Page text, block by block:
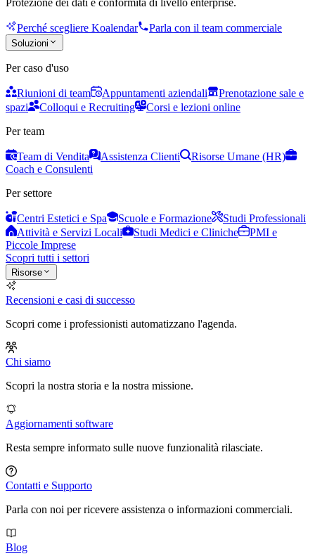
Protezione dei dati e conformità di livello enterprise.
Perché scegliere Koalendar Parla con il team commerciale
Soluzioni
Per caso d'uso
Riunioni di team Appuntamenti aziendali
Prenotazione sale e
spazi
Colloqui e Recruiting
Corsi e lezioni online
Per team
Team di Vendita Assistenza Clienti
Risorse Umane (HR)
Coach e Consulenti
Per settore
Centri Estetici e Spa Scuole e Formazione
Studi Professionali
Attività e Servizi Locali
Studi Medici e Cliniche
PMI e
Piccole Imprese
Scopri tutti i settori
Risorse
Recensioni e casi di successo
Scopri come i professionisti automatizzano l'agenda.
Chi siamo
Scopri la nostra storia e la nostra missione.
Aggiornamenti software
Resta sempre informato sulle nuove funzionalità rilasciate.
Contatti e Supporto
Parla con noi per ricevere assistenza o informazioni commerciali.
Blog